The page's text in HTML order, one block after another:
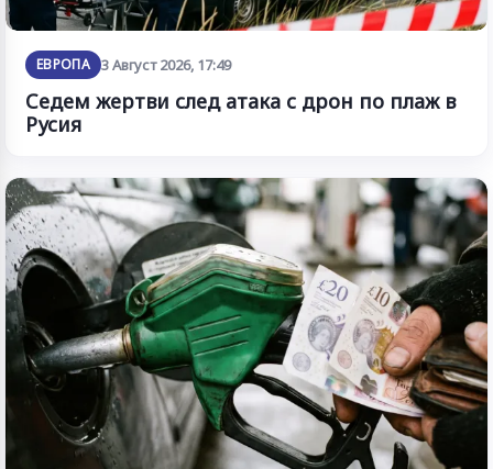
ЕВРОПА 3 Август 2026, 17:49
Седем жертви след атака с дрон по плаж в
Русия